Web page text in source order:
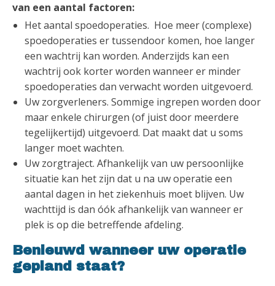
van een aantal factoren:
Het aantal spoedoperaties. Hoe meer (complexe)
spoedoperaties er tussendoor komen, hoe langer
een wachtrij kan worden. Anderzijds kan een
wachtrij ook korter worden wanneer er minder
spoedoperaties dan verwacht worden uitgevoerd.
Uw zorgverleners. Sommige ingrepen worden door
maar enkele chirurgen (of juist door meerdere
tegelijkertijd) uitgevoerd. Dat maakt dat u soms
langer moet wachten.
Uw zorgtraject. Afhankelijk van uw persoonlijke
situatie kan het zijn dat u na uw operatie een
aantal dagen in het ziekenhuis moet blijven. Uw
wachttijd is dan óók afhankelijk van wanneer er
plek is op die betreffende afdeling.
Benieuwd wanneer uw operatie
gepland staat?